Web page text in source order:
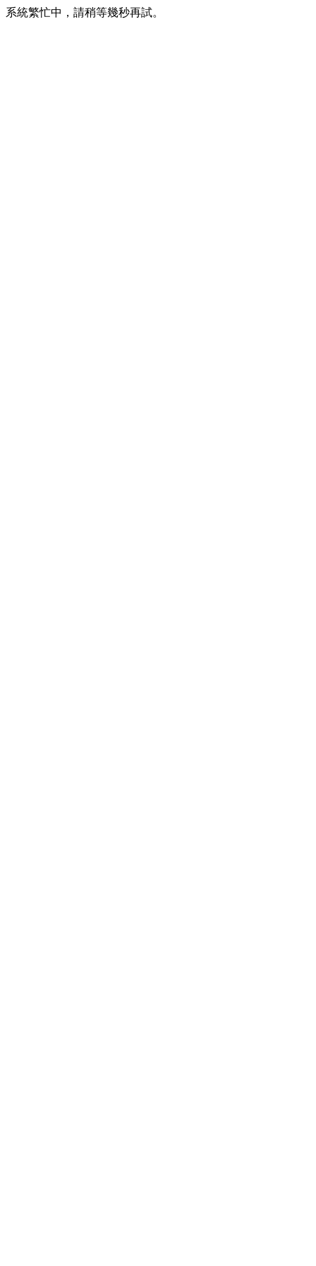
系統繁忙中，請稍等幾秒再試。